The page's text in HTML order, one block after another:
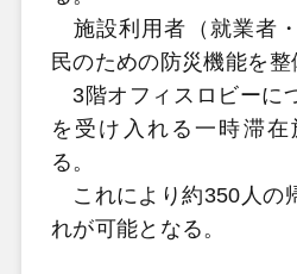
施設利用者（就業者
民のための防災機能を整
3階オフィスロビーに
を受け入れる一時滞
る。
これにより約350人の
れが可能となる。